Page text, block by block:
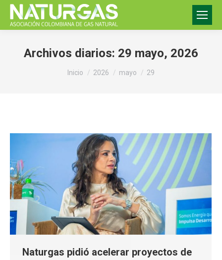
Archivos diarios: 29 mayo, 2026
Estás aquí:
Inicio 2026 mayo 29
Naturgas pidió acelerar proyectos de